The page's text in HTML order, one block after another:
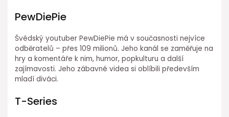
PewDiePie
Švédský youtuber PewDiePie má v současnosti nejvíce
odběratelů – přes 109 milionů. Jeho kanál se zaměřuje na
hry a komentáře k nim, humor, popkulturu a další
zajímavosti. Jeho zábavné videa si oblíbili především
mladí diváci.
T-Series